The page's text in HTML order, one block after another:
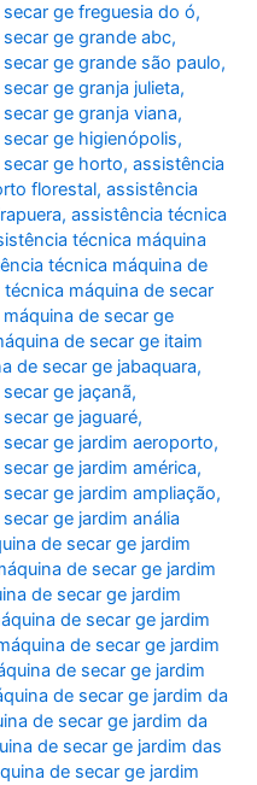
ge freguesia do ó,
ge grande abc,
ge grande são paulo,
ge granja julieta,
ge granja viana,
ge higienópolis,
ge horto,assistência
florestal,assistência
,assistência técnica
técnica máquina
técnica máquina de
máquina de secar
de secar ge
de secar ge itaim
de secar ge jabaquara,
ge jaçanã,
ge jaguaré,
ge jardim aeroporto,
ge jardim américa,
ge jardim ampliação,
ge jardim anália
de secar ge jardim
de secar ge jardim
de secar ge jardim
de secar ge jardim
de secar ge jardim
de secar ge jardim
de secar ge jardim da
de secar ge jardim da
de secar ge jardim das
de secar ge jardim